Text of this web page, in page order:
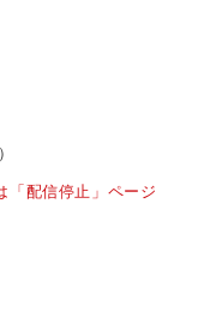
「配信停止」ページ